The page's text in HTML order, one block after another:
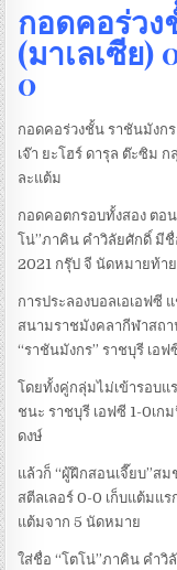
กอดคอร่วง
(มาเลเซีย)
0
กอดคอร่วงชั้น ราชันมังก
เจ๊า ยะโฮร์ ดารุล ต๊ะซิม
ละแต้ม
กอดคอตกรอบทั้งสอง ตอ
โน่”ภาคิน คำวิลัยศักดิ์ มีชื่
2021 กรุ๊ป จี นัดหมายท้า
การประลองบอลเอเอฟซี
สนามราชมังคลากีฬาสถา
“ราชันมังกร” ราชบุรี เอ
โดยทั้งคู่กลุ่มไม่เข้ารอบแ
ชนะ ราชบุรี เอฟซี 1-0เก
ดงษ์
แล้วก็ “ผู้ฝึกสอนเจี๊ยบ”ส
สตีลเลอร์ 0-0 เก็บแต้มแ
แต้มจาก 5 นัดหมาย
ใส่ชื่อ “โตโน่”ภาคิน คำวิ